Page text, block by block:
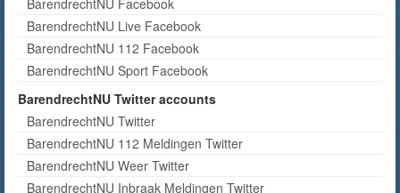
BarendrechtNU Facebook
BarendrechtNU Live Facebook
BarendrechtNU 112 Facebook
BarendrechtNU Sport Facebook
BarendrechtNU Twitter accounts
BarendrechtNU Twitter
BarendrechtNU 112 Meldingen Twitter
BarendrechtNU Weer Twitter
BarendrechtNU Inbraak Meldingen Twitter